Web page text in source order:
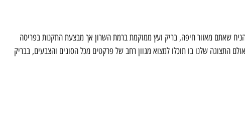
שאתם מאזור חיפה, בריק ועץ ממוקמת ברמת השרון אך מבצעת התקנות בפריסה
התצוגה שלנו בו תוכלו למצוא מגוון רחב של פרקטים מכל הסוגים והצבעים, בבריק